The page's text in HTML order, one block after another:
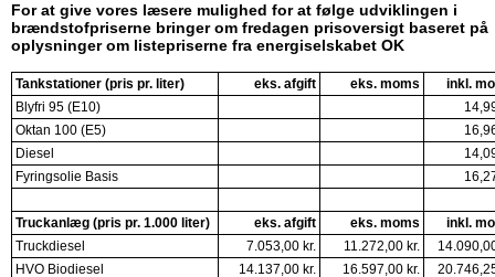
For at give vores læsere mulighed for at følge udviklingen i
brændstofpriserne bringer om fredagen prisoversigt baseret på
oplysninger om listepriserne fra energiselskabet OK
Tankstationer (pris pr. liter) eks. afgift eks. moms
inkl.
Blyfri 95 (E10)
Oktan 100 (E5)
Diesel
Fyringsolie Basis
Truckanlæg (pris pr. 1.000 liter) eks. afgift eks. moms
inkl.
Truckdiesel
7.053,00 kr. 11.272,00 kr.
HVO Biodiesel
14.137,00 kr. 16.597,00 kr.